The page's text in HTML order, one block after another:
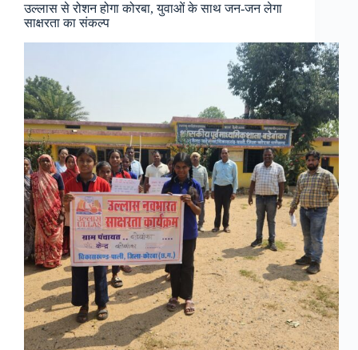
उल्लास से रोशन होगा कोरबा, युवाओं के साथ जन-जन लेगा
साक्षरता का संकल्प